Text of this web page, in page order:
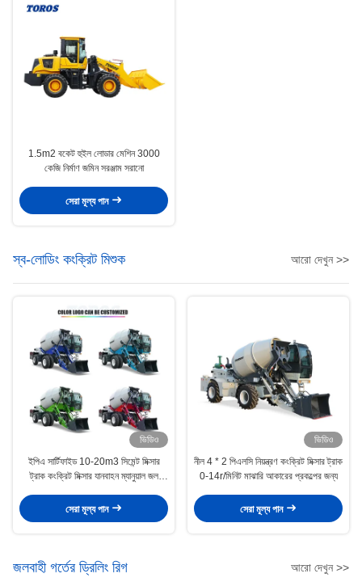
1.5m2 বকেট হুইল লোডার মেশিন 3000
কেজি নির্মাণ জমিন সরঞ্জাম সরানো
সেরা মূল্য পান
স্ব-লোডিং কংক্রিট মিশুক আরো দেখুন >>
ভিডিও
ইপিএ সার্টিফাইড 10-20m3 সিমেন্ট মিক্সার
ট্রাক কংক্রিট মিক্সার যানবাহন ম্যানুয়াল জল
সেরা মূল্য পান
ভিডিও
নীল 4 * 2 পিএলসি নিয়ন্ত্রণ কংক্রিট মিক্সার ট্রাক
0-14r/মিনিট মাঝারি আকারের প্রকল্পের জন্য
সেরা মূল্য পান
জলবাহী গর্তের ড্রিলিং রিগ আরো দেখুন >>